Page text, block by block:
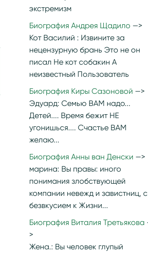
экстремизм
Биография Андрея Щадило
Кот Василий : Извините за
нецензурную брань Это не он
писал Не кот собакин А
неизвестный Пользователь
Биография Киры Сазоновой
Эдуард: Семью ВАМ надо...
Детей.... Время бежит НЕ
угонишься.... Счастье ВАМ
желаю...
Биография Анны ван Денски
марина: Вы правы: иного
понимания злобствующей
компании невежд и завистниц, с
безвкусием к Жизни...
Биография Виталия Третьякова
Жена.: Вы человек глупый